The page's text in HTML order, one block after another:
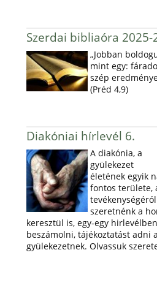
Szerdai bibliaóra 2025-
„Jobban
mint egy:
szép
(Préd 4,9)
Diakóniai hírlevél 6.
A diakónia, a
gyülekezet
életének egyik
fontos területe,
szeretnénk a
keresztül is, egy-egy hirlevélben
beszámolni, tájékoztatást adni a
gyülekezetnek. Olvassuk